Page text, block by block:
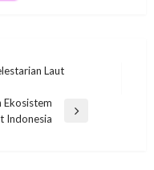
Laut
Ekosistem
Indonesia